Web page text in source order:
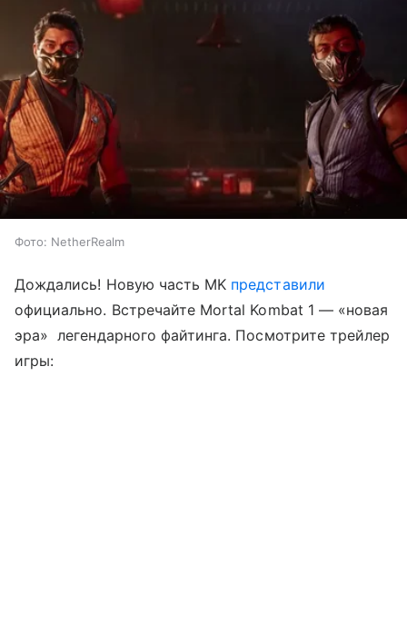
Фото: NetherRealm
Дождались! Новую часть MK представили
официально. Встречайте Mortal Kombat 1 — «новая
эра» легендарного файтинга. Посмотрите трейлер
игры: